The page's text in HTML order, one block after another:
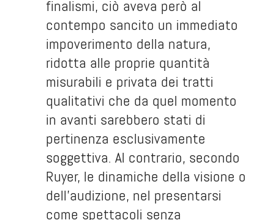
finalismi, ciò aveva però al
contempo sancito un immediato
impoverimento della natura,
ridotta alle proprie quantità
misurabili e privata dei tratti
qualitativi che da quel momento
in avanti sarebbero stati di
pertinenza esclusivamente
soggettiva. Al contrario, secondo
Ruyer, le dinamiche della visione o
dell’audizione, nel presentarsi
come spettacoli senza